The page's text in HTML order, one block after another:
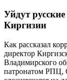
Уйдут
Киргизии
Как рассказал
директор
Владимирского
патронатом РПЦ,